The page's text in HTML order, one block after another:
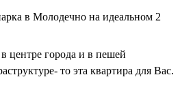
в Молодечно на идеальном 2
центре города и в пешей
то эта квартира для Вас.